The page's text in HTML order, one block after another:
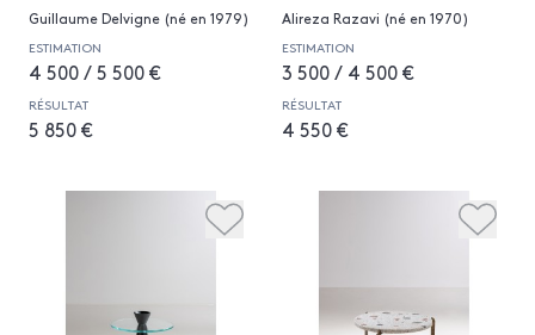
Guillaume Delvigne (né en 1979)
ESTIMATION
4 500 / 5 500 €
RÉSULTAT
5 850 €
Alireza Razavi (né en 1970)
ESTIMATION
3 500 / 4 500 €
RÉSULTAT
4 550 €